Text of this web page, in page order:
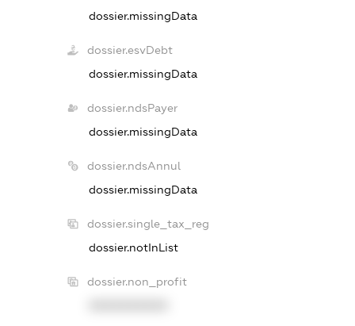
dossier.missingData
dossier.esvDebt
dossier.missingData
dossier.ndsPayer
dossier.missingData
dossier.ndsAnnul
dossier.missingData
dossier.single_tax_reg
dossier.notInList
dossier.non_profit